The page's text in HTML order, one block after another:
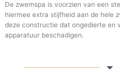
De zwemspa is voorzien van een
hiermee extra stijfheid aan de hele
deze constructie dat ongedierte en
apparatuur beschadigen.